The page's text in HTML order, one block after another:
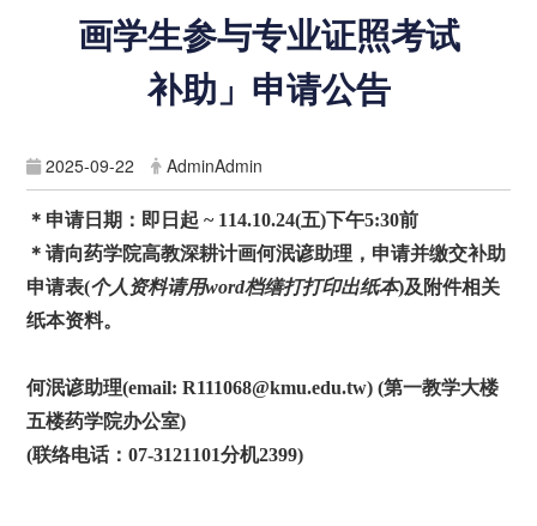
画学生参与专业证照考试
补助」申请公告
2025-09-22 AdminAdmin
＊申请日期：即日起 ~ 114.10.24(五)下午5:30前
＊请向药学院高教深耕计画何泯谚助理，申请并缴交补助
申请表(个人资料请用word档缮打打印出纸本)及附件相关
纸本资料。
何泯谚助理(email: R111068@kmu.edu.tw) (第一教学大楼
五楼药学院办公室)
(联络电话：07-3121101分机2399)